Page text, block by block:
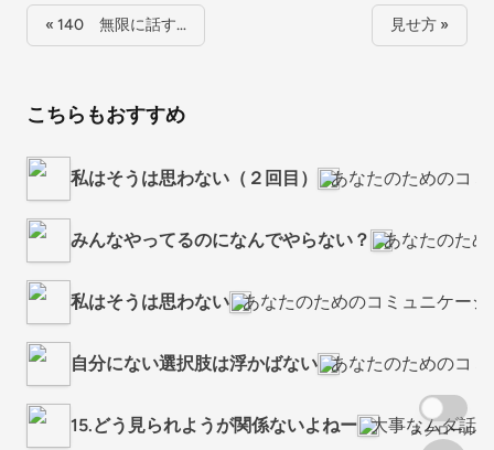
« 140 無限に話す… 見せ方 »
こちらもおすすめ
私はそうは思わない（２回目） あなたのためのコ
みんなやってるのになんでやらない？ あなたのた
私はそうは思わない あなたのためのコミュニケー
自分にない選択肢は浮かばない あなたのためのコ
15.どう見られようが関係ないよねー 大事なムダ話
スクロール